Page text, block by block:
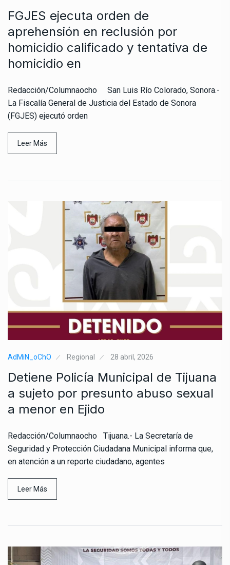
FGJES ejecuta orden de
aprehensión en reclusión por
homicidio calificado y tentativa de
homicidio en
Redacción/Columnaocho San Luis Río Colorado, Sonora.-
La Fiscalía General de Justicia del Estado de Sonora
(FGJES) ejecutó orden
Leer Más
AdMiN_oChO Regional 28 abril, 2026
Detiene Policía Municipal de Tijuana
a sujeto por presunto abuso sexual
a menor en Ejido
Redacción/Columnaocho Tijuana.- La Secretaría de
Seguridad y Protección Ciudadana Municipal informa que,
en atención a un reporte ciudadano, agentes
Leer Más